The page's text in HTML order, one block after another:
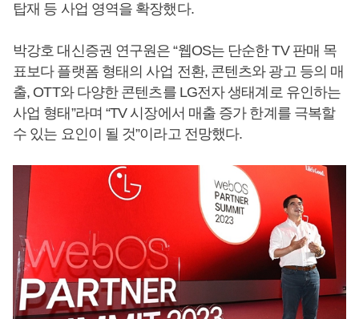
탑재 등 사업 영역을 확장했다.
박강호 대신증권 연구원은 “웹OS는 단순한 TV 판매 목
표보다 플랫폼 형태의 사업 전환, 콘텐츠와 광고 등의 매
출, OTT와 다양한 콘텐츠를 LG전자 생태계로 유인하는
사업 형태”라며 “TV 시장에서 매출 증가 한계를 극복할
수 있는 요인이 될 것”이라고 전망했다.